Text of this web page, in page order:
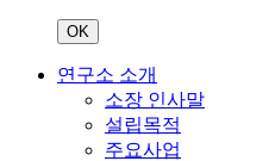
OK
연구소 소개
소장 인사말
설립목적
주요사업